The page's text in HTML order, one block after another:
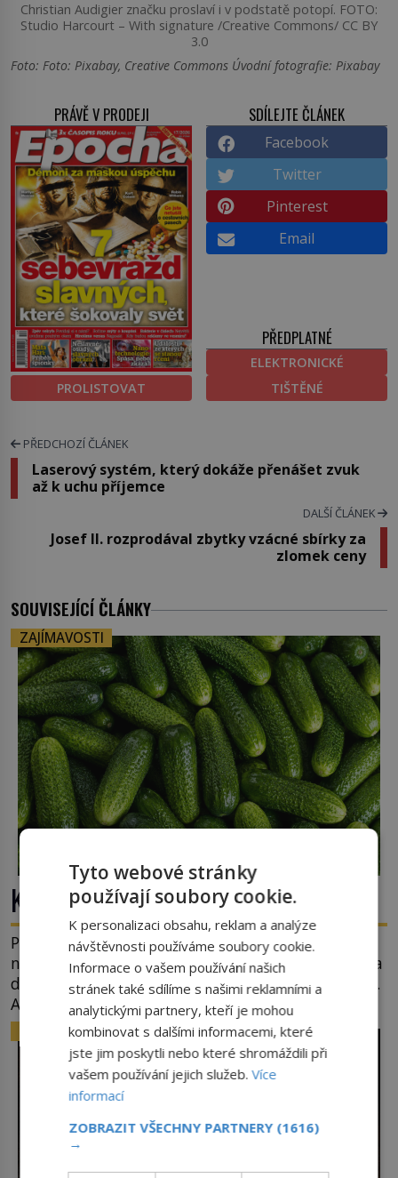
Christian Audigier značku proslaví i v podstatě potopí. FOTO:
Studio Harcourt – With signature /Creative Commons/ CC BY
3.0
Foto: Foto: Pixabay, Creative Commons Úvodní fotografie: Pixabay
PRÁVĚ V PRODEJI
PROLISTOVAT
SDÍLEJTE ČLÁNEK
Facebook
Twitter
Pinterest
Email
PŘEDPLATNÉ
ELEKTRONICKÉ
TIŠTĚNÉ
PŘEDCHOZÍ ČLÁNEK
Laserový systém, který dokáže přenášet zvuk
až k uchu příjemce
DALŠÍ ČLÁNEK
Josef II. rozprodával zbytky vzácné sbírky za
zlomek ceny
SOUVISEJÍCÍ ČLÁNKY
ZAJÍMAVOSTI
Kde se vzala okurková sezóna?
Prostě období, kdy se téměř nic neděje. Divadla
nehrají, v parlamentu se nehlasuje, všichni jsou na
dovolené a média tak nemají o čem mluvit a psát.
A vymýšlejí si proto témata, které nikoho
nezajímají. Proč je však ona letní doba spojovaná
zrovna s okurkami? Okurkovou sezónu známe už
od poloviny 19. století, ovšem jako Češi […]
ZAJÍMAVOSTI
Tyto webové stránky
používají soubory cookie.
K personalizaci obsahu, reklam a analýze
návštěvnosti používáme soubory cookie.
Informace o vašem používání našich
stránek také sdílíme s našimi reklamními a
analytickými partnery, kteří je mohou
kombinovat s dalšími informacemi, které
jste jim poskytli nebo které shromáždili při
vašem používání jejich služeb.Více
informací
ZOBRAZIT VŠECHNY PARTNERY (1616)
→